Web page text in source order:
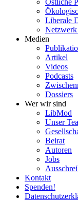
Östliche
Liberale
Medien
Artikel
Videos
Podcasts
Dossiers
Wer wir sind
LibMod
Unser
Beirat
Autoren
Jobs
Kontakt
Spenden!